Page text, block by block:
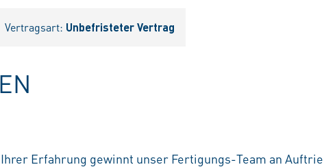
Vertragsart: Unbefristeter Vertrag
Erfahrung gewinnt unser Fertigungs-Team an